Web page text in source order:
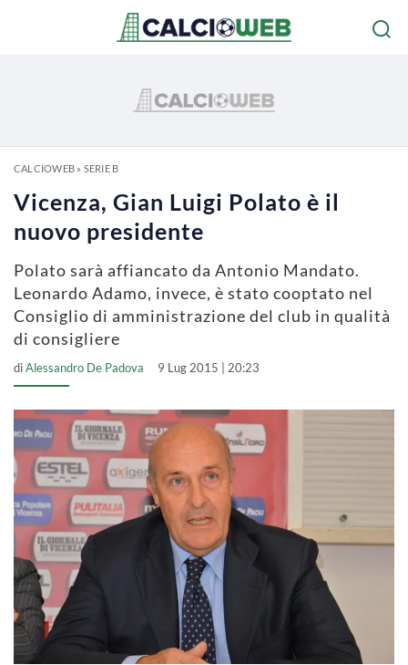
CALCIOWEB» SERIE B
Vicenza, Gian Luigi Polato è il
nuovo presidente
Polato sarà affiancato da Antonio Mandato.
Leonardo Adamo, invece, è stato cooptato nel
Consiglio di amministrazione del club in qualità
di consigliere
diAlessandro De Padova 9 Lug 2015 | 20:23